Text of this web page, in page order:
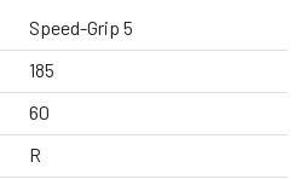
Speed-Grip 5
185
60
R